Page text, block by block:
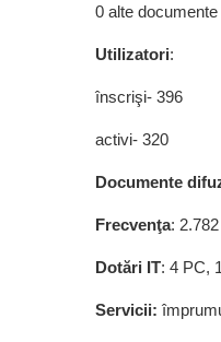
0 alte documente
Utilizatori:
înscrişi- 396
activi- 320
Documente
Frecvenţa:
Dotări IT: 4 PC,
Servicii: